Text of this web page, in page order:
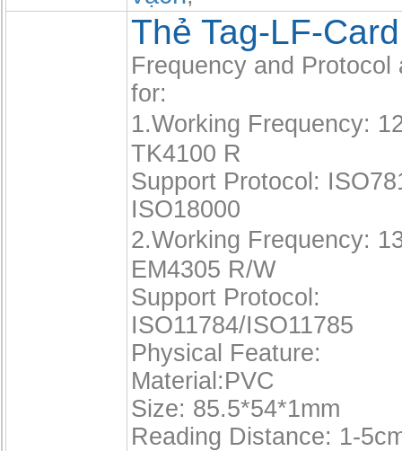
Thẻ Tag-LF-Card
Frequency and Protocol
for:
1.Working Frequency:
TK4100 R
Support Protocol:
ISO18000
2.Working Frequency:
EM4305 R/W
Support Protocol:
ISO11784/ISO11785
Physical Feature:
Material:PVC
Size: 85.5*54*1mm
Reading Distance: 1-